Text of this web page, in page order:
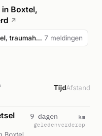
in Boxtel,
↗
Reanimatie Puccinistraat Boxtel, traumahelikopter gealarm... 7 meldingen
TijdAfstand
Boxtel
9 dagen
geleden
km
verderop